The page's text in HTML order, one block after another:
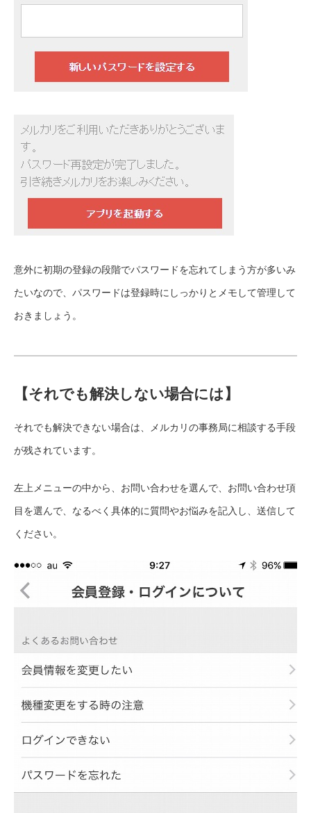
意外に初期の登録の段階でパスワードを忘れてしまう方が多いみ
たいなので、パスワードは登録時にしっかりとメモして管理して
おきましょう。
【それでも解決しない場合には】
それでも解決できない場合は、メルカリの事務局に相談する手段
が残されています。
左上メニューの中から、お問い合わせを選んで、お問い合わせ項
目を選んで、なるべく具体的に質問やお悩みを記入し、送信して
ください。